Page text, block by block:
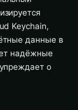
Keychain,
данные в
надёжные
о